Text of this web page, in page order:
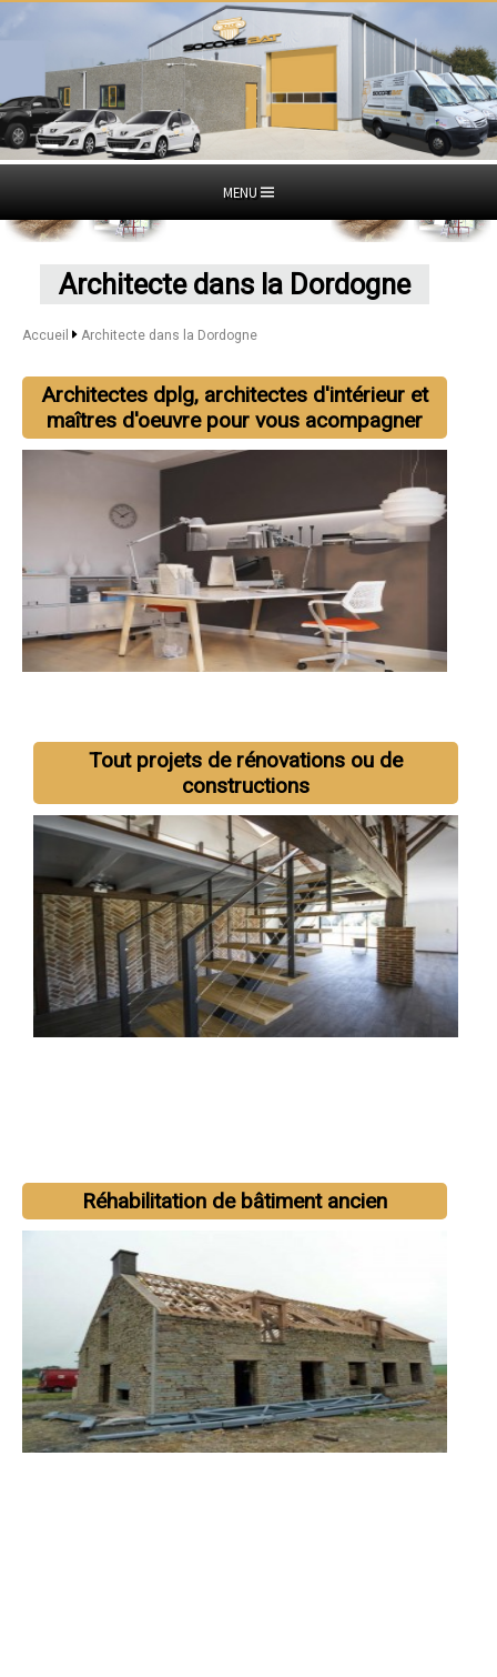
MENU
Architecte dans la Dordogne
Accueil Architecte dans la Dordogne
Architectes dplg, architectes d'intérieur et
maîtres d'oeuvre pour vous acompagner
Tout projets de rénovations ou de
constructions
Réhabilitation de bâtiment ancien